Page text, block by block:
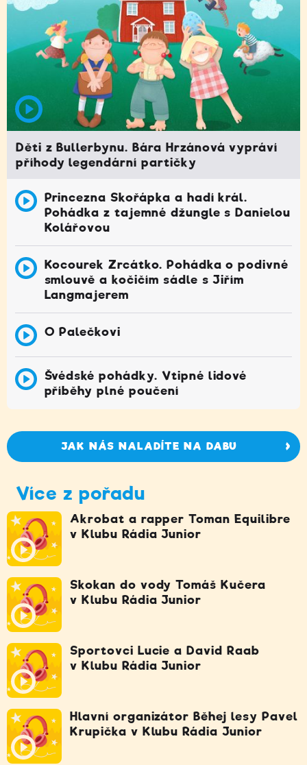
Děti z Bullerbynu. Bára Hrzánová vypráví
příhody legendární partičky
Princezna Skořápka a hadí král.
Pohádka z tajemné džungle s Danielou
Kolářovou
Kocourek Zrcátko. Pohádka o podivné
smlouvě a kočičím sádle s Jiřím
Langmajerem
O Palečkovi
Švédské pohádky. Vtipné lidové
příběhy plné poučení
JAK NÁS NALADÍTE NA DABU
Více z pořadu
Akrobat a rapper Toman Equilibre
v Klubu Rádia Junior
Skokan do vody Tomáš Kučera
v Klubu Rádia Junior
Sportovci Lucie a David Raab
v Klubu Rádia Junior
Hlavní organizátor Běhej lesy Pavel
Krupička v Klubu Rádia Junior